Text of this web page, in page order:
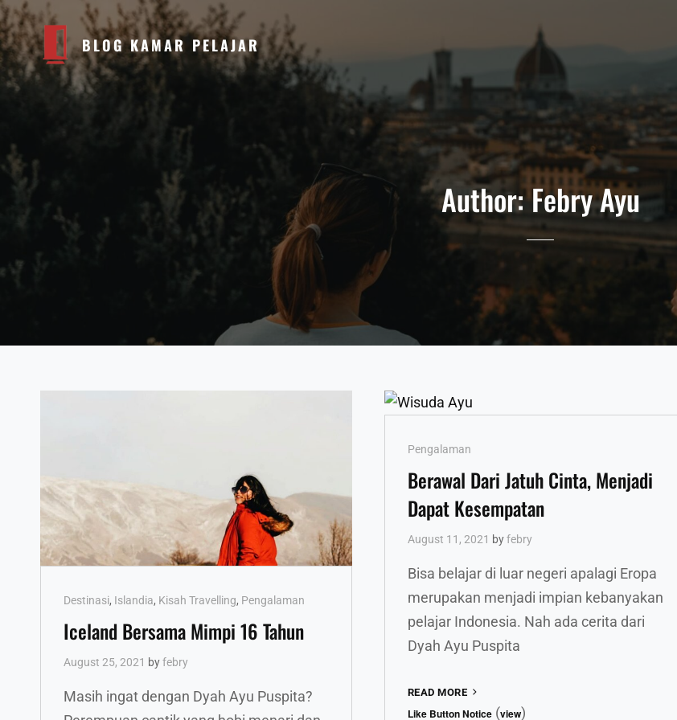
BLOG KAMAR PELAJAR
Author:Febry Ayu
Cat
Links
Destinasi, Islandia, Kisah Travelling, Pengalaman
Iceland Bersama Mimpi 16 Tahun
August 25, 2021 byfebry
Masih ingat dengan Dyah Ayu Puspita?
Cat
Links
Pengalaman
Berawal Dari Jatuh Cinta, Menjadi
Dapat Kesempatan
August 11, 2021 byfebry
Bisa belajar di luar negeri apalagi Eropa
merupakan menjadi impian kebanyakan
pelajar Indonesia. Nah ada cerita dari
Dyah Ayu Puspita
READ MORE
DARI
Like Button Notice(view)